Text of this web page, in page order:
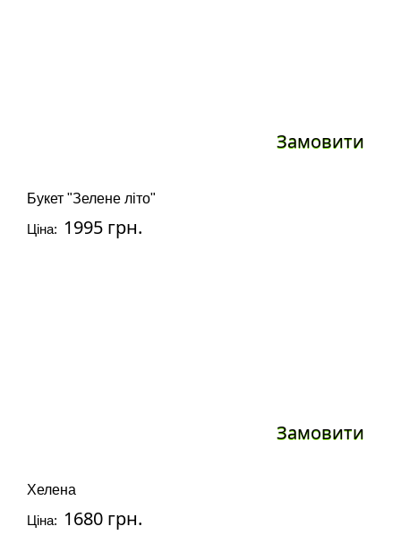
Замовити
Букет "Зелене літо"
Ціна: 1995 грн.
Замовити
Хелена
Ціна: 1680 грн.